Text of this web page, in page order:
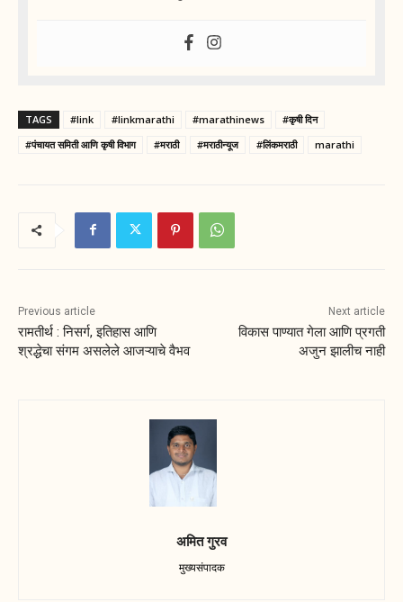
TAGS #link #linkmarathi #marathinews
#कृषी दिन
#पंचायत समिती आणि कृषी विभाग
#मराठी #मराठीन्यूज #लिंकमराठी marathi
Previous article
रामतीर्थ : निसर्ग, इतिहास आणि
श्रद्धेचा संगम असलेले आजऱ्याचे वैभव
Next article
विकास पाण्यात गेला आणि प्रगती
अजुन झालीच नाही
अमित गुरव
मुख्यसंपादक